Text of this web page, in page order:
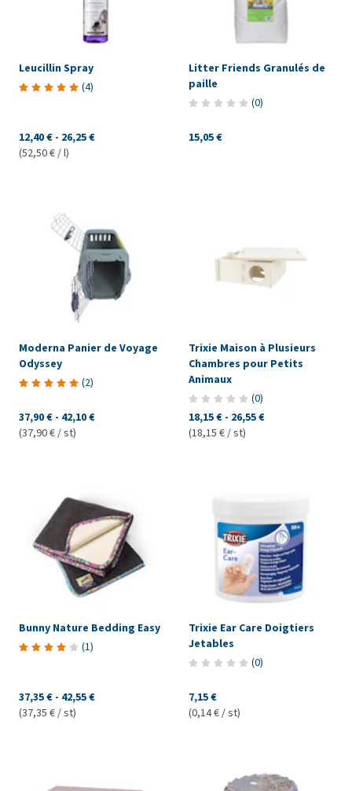
Leucillin Spray
(4)
12,40 € - 26,25 €
(52,50 € / l)
Litter Friends Granulés de
paille
(0)
15,05 €
Moderna Panier de Voyage
Odyssey
(2)
37,90 € - 42,10 €
(37,90 € / st)
Trixie Maison à Plusieurs
Chambres pour Petits
Animaux
(0)
18,15 € - 26,55 €
(18,15 € / st)
Bunny Nature Bedding Easy
(1)
37,35 € - 42,55 €
(37,35 € / st)
Trixie Ear Care Doigtiers
Jetables
(0)
7,15 €
(0,14 € / st)